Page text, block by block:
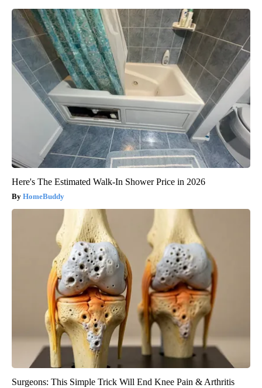
Here's The Estimated Walk-In Shower Price in 2026
HomeBuddy
Surgeons: This Simple Trick Will End Knee Pain & Arthritis